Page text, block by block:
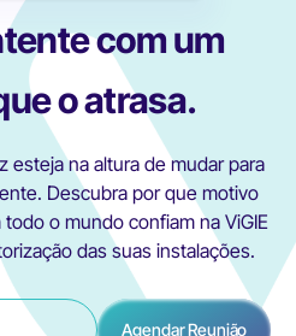
com um
o atrasa.
esteja na altura de mudar para
Descubra por que motivo
o mundo confiam na ViGIE
das suas instalações.